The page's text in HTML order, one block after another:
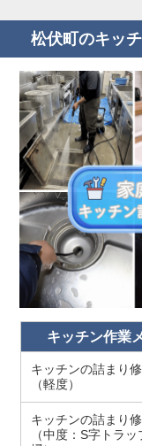
松伏町のキッ
キッチン作業
キッチンの詰まり
（軽度）
キッチンの詰まり
（中度：S字トラ